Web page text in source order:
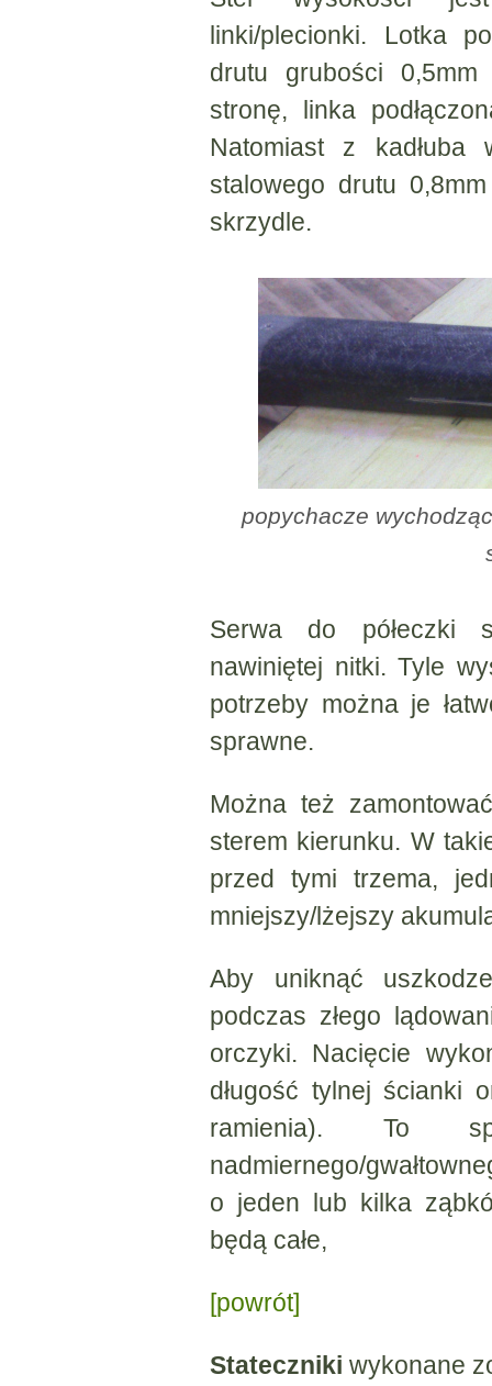
linki/plecionki. Lotka
drutu grubości
stronę, linka
Natomiast z kadłuba
stalowego drutu
skrzydle.
popychacze
Serwa do półeczki
nawiniętej nitki. Tyle
potrzeby można je
sprawne.
Można też
sterem kierunku. W
przed tymi trzema,
mniejszy/lżejszy
Aby uniknąć
podczas złego
orczyki. Nacięcie
długość tylnej ścianki
ramienia). To
nadmiernego/
o jeden lub kilka
będą całe,
[powrót]
Stateczniki wykonane